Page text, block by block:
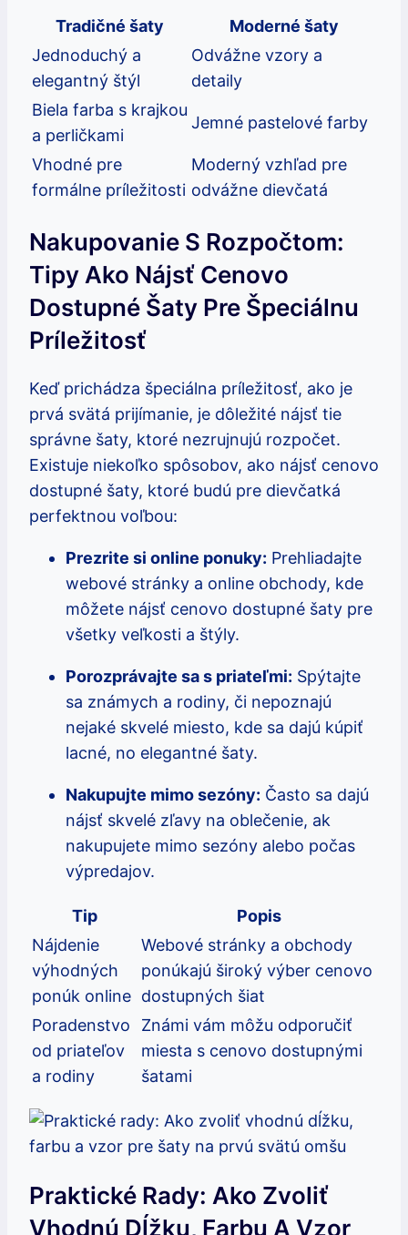
Tradičné šaty
Moderné šaty
Jednoduchý a
elegantný štýl
Odvážne vzory a
detaily
Biela farba s krajkou
a perličkami
Jemné pastelové farby
Vhodné pre
formálne príležitosti
Moderný vzhľad pre
odvážne dievčatá
Nakupovanie S Rozpočtom:
Tipy Ako Nájsť Cenovo
Dostupné Šaty Pre Špeciálnu
Príležitosť
Keď prichádza špeciálna príležitosť, ako je
prvá svätá prijímanie, je dôležité nájsť tie
správne šaty, ktoré nezrujnujú rozpočet.
Existuje niekoľko spôsobov, ako nájsť cenovo
dostupné šaty, ktoré budú pre dievčatká
perfektnou voľbou:
Prezrite si online ponuky: Prehliadajte
webové stránky a online obchody, kde
môžete nájsť cenovo dostupné šaty pre
všetky veľkosti a štýly.
Porozprávajte sa s priateľmi: Spýtajte
sa známych a rodiny, či nepoznajú
nejaké skvelé miesto, kde sa dajú kúpiť
lacné, no elegantné šaty.
Nakupujte mimo sezóny: Často sa dajú
nájsť skvelé zľavy na oblečenie, ak
nakupujete mimo sezóny alebo počas
výpredajov.
Tip
Popis
Nájdenie
výhodných
ponúk online
Webové stránky a obchody
ponúkajú široký výber cenovo
dostupných šiat
Poradenstvo
od priateľov
a rodiny
Známi vám môžu odporučiť
miesta s cenovo dostupnými
šatami
Praktické Rady: Ako Zvoliť
Vhodnú Dĺžku, Farbu A Vzor